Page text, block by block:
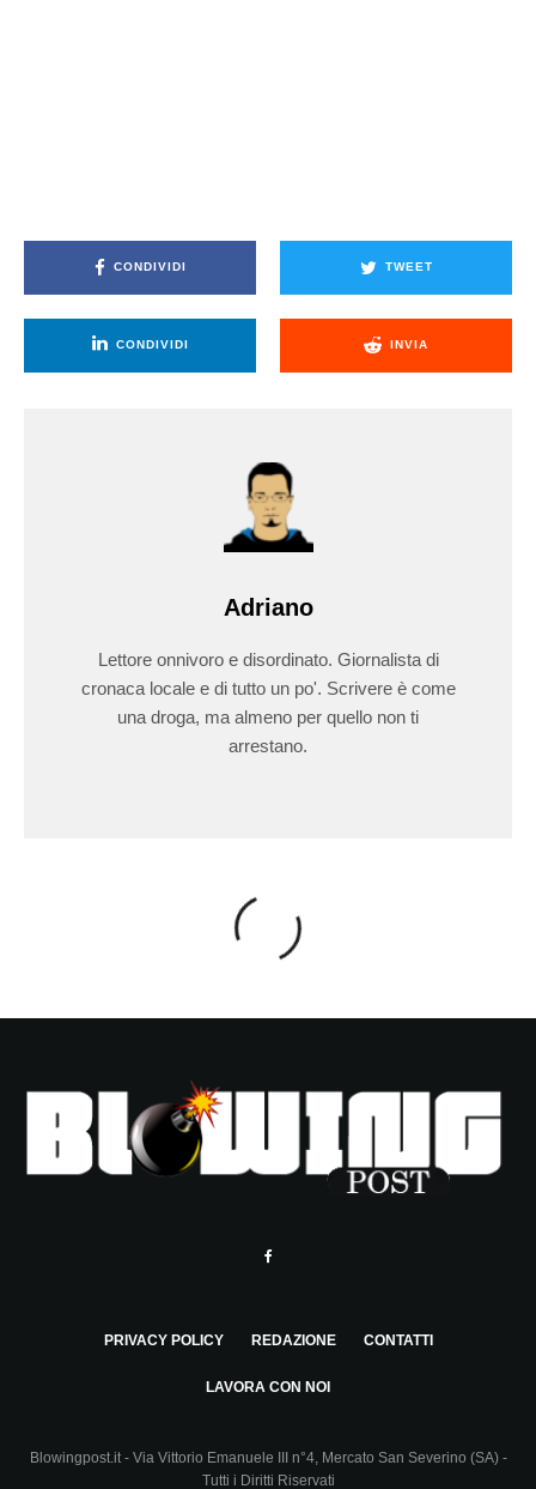
CONDIVIDI TWEET
CONDIVIDI INVIA
Adriano
Lettore onnivoro e disordinato. Giornalista di
cronaca locale e di tutto un po'. Scrivere è come
una droga, ma almeno per quello non ti
arrestano.
PRIVACY POLICY REDAZIONE CONTATTI
LAVORA CON NOI
Blowingpost.it - Via Vittorio Emanuele III n°4, Mercato San Severino (SA) -
Tutti i Diritti Riservati